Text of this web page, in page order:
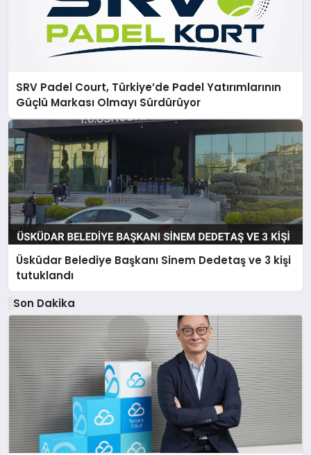
SRV Padel Court, Türkiye’de Padel Yatırımlarının
Güçlü Markası Olmayı Sürdürüyor
Üsküdar Belediye Başkanı Sinem Dedetaş ve 3 kişi
tutuklandı
Son Dakika